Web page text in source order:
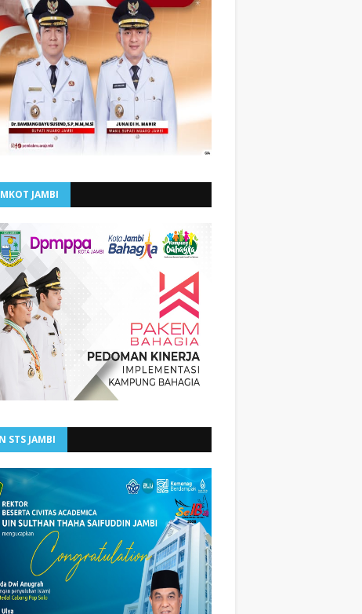
JAMBI
STS JAMBI